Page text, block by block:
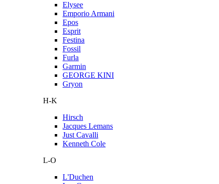
Elysee
Emporio Armani
Epos
Esprit
Festina
Fossil
Furla
Garmin
GEORGE KINI
Gryon
H-K
Hirsch
Jacques Lemans
Just Cavalli
Kenneth Cole
L-O
L'Duchen